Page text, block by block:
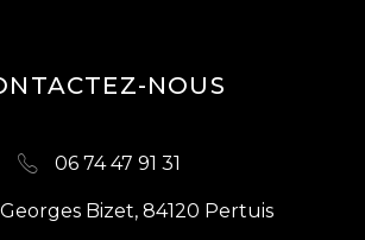
NOUS
06 74 47 91 31
Bizet, 84120 Pertuis